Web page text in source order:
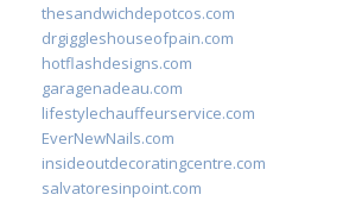
thesandwichdepotcos.com
drgiggleshouseofpain.com
hotflashdesigns.com
garagenadeau.com
lifestylechauffeurservice.com
EverNewNails.com
insideoutdecoratingcentre.com
salvatoresinpoint.com